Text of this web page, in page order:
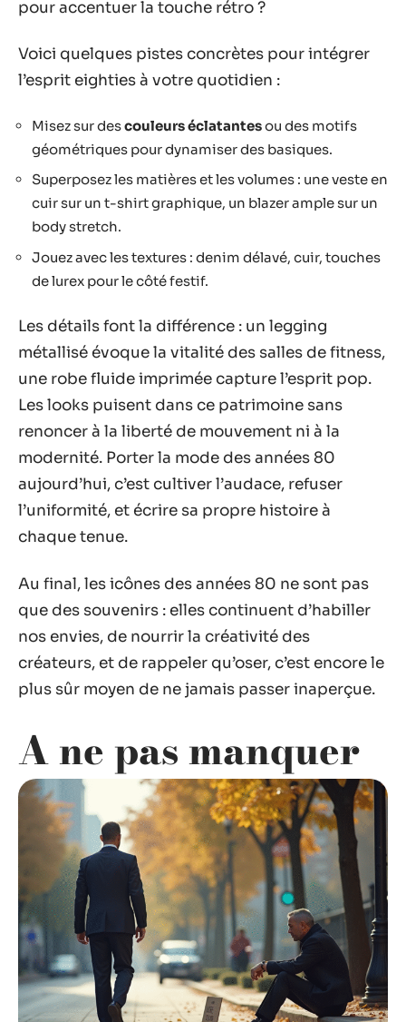
pour accentuer la touche rétro ?
Voici quelques pistes concrètes pour intégrer
l’esprit eighties à votre quotidien :
Misez sur descouleurs éclatantesou des motifs
géométriques pour dynamiser des basiques.
Superposez les matières et les volumes : une veste en
cuir sur un t-shirt graphique, un blazer ample sur un
body stretch.
Jouez avec les textures : denim délavé, cuir, touches
de lurex pour le côté festif.
Les détails font la différence : un legging
métallisé évoque la vitalité des salles de fitness,
une robe fluide imprimée capture l’esprit pop.
Les looks puisent dans ce patrimoine sans
renoncer à la liberté de mouvement ni à la
modernité. Porter la mode des années 80
aujourd’hui, c’est cultiver l’audace, refuser
l’uniformité, et écrire sa propre histoire à
chaque tenue.
Au final, les icônes des années 80 ne sont pas
que des souvenirs : elles continuent d’habiller
nos envies, de nourrir la créativité des
créateurs, et de rappeler qu’oser, c’est encore le
plus sûr moyen de ne jamais passer inaperçue.
A ne pas manquer